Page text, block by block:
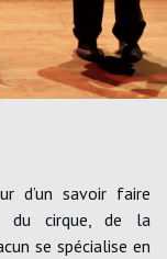
d’un savoir faire
du cirque, de la
se spécialise en